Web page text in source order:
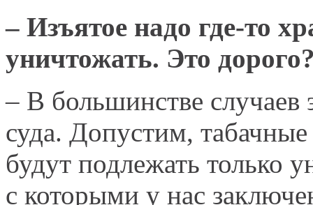
– Изъятое надо где-то
уничтожать. Это
– В большинстве
суда. Допустим,
будут подлежать только
с которыми у нас